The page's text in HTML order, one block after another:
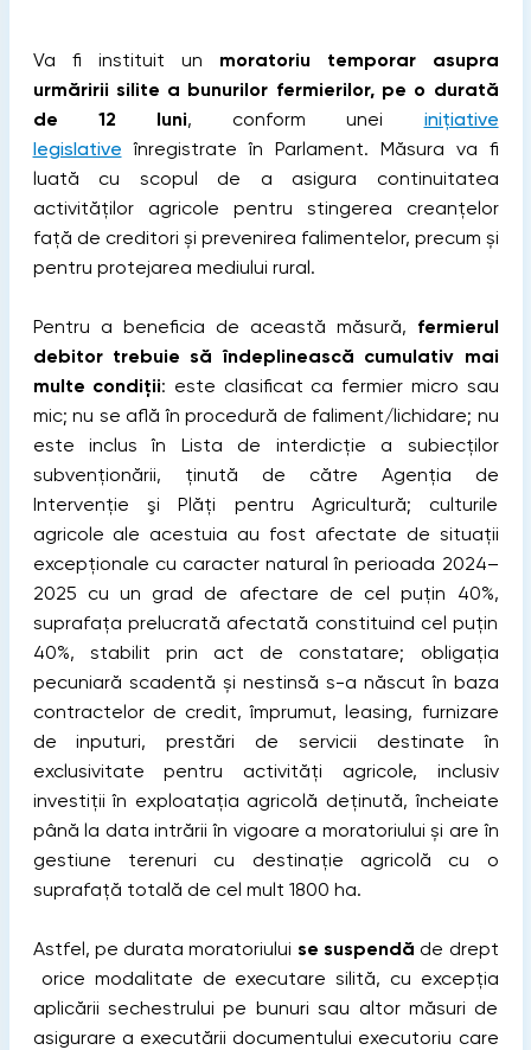
Va fi instituit un moratoriu temporar asupra
urmăririi silite a bunurilor fermierilor, pe o durată
de 12 luni, conform unei inițiative
legislative înregistrate în Parlament. Măsura va fi
luată cu scopul de a asigura continuitatea
activităților agricole pentru stingerea creanțelor
față de creditori și prevenirea falimentelor, precum și
pentru protejarea mediului rural.
Pentru a beneficia de această măsură, fermierul
debitor trebuie să îndeplinească cumulativ mai
multe condiții: este clasificat ca fermier micro sau
mic; nu se află în procedură de faliment/lichidare; nu
este inclus în Lista de interdicţie a subiecţilor
subvenţionării, ținută de către Agenţia de
Intervenţie şi Plăţi pentru Agricultură; culturile
agricole ale acestuia au fost afectate de situaţii
excepţionale cu caracter natural în perioada 2024–
2025 cu un grad de afectare de cel puţin 40%,
suprafaţa prelucrată afectată constituind cel puţin
40%, stabilit prin act de constatare; obligația
pecuniară scadentă și nestinsă s-a născut în baza
contractelor de credit, împrumut, leasing, furnizare
de inputuri, prestări de servicii destinate în
exclusivitate pentru activităţi agricole, inclusiv
investiții în exploatația agricolă deținută, încheiate
până la data intrării în vigoare a moratoriului și are în
gestiune terenuri cu destinație agricolă cu o
suprafață totală de cel mult 1800 ha.
Astfel, pe durata moratoriului se suspendă de drept
orice modalitate de executare silită, cu excepția
aplicării sechestrului pe bunuri sau altor măsuri de
asigurare a executării documentului executoriu care